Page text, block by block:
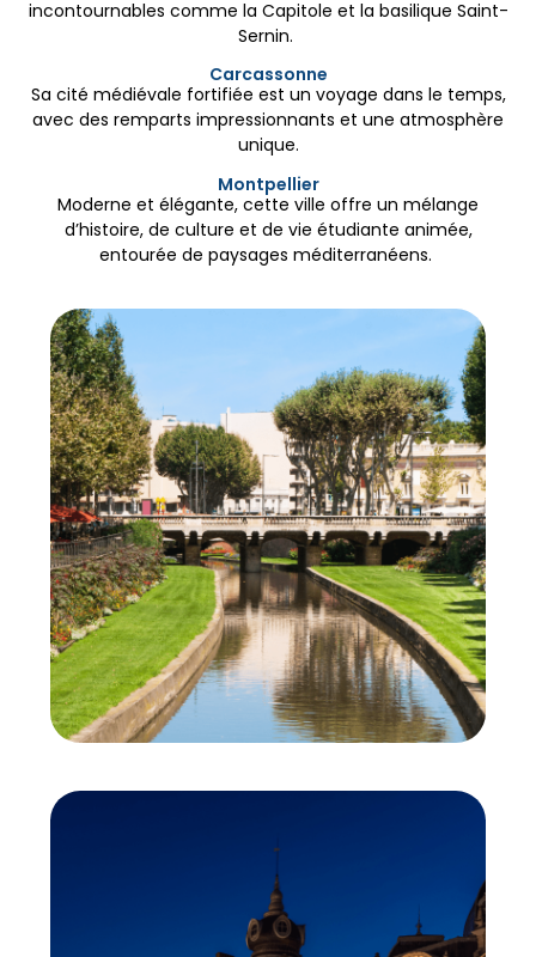
incontournables comme la Capitole et la basilique Saint-
Sernin.
Carcassonne
Sa cité médiévale fortifiée est un voyage dans le temps,
avec des remparts impressionnants et une atmosphère
unique.
Montpellier
Moderne et élégante, cette ville offre un mélange
d’histoire, de culture et de vie étudiante animée,
entourée de paysages méditerranéens.